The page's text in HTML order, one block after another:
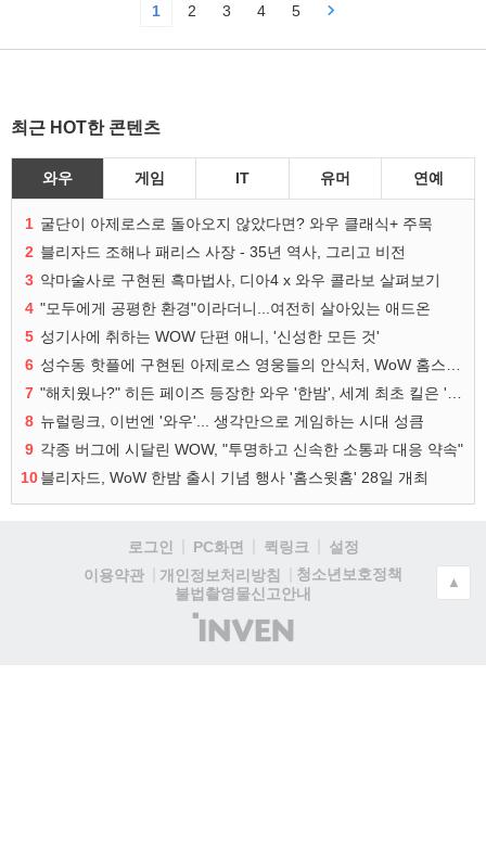
1 2 3 4 5
최근 HOT한 콘텐츠
와우 게임 IT 유머 연예
1 굴단이 아제로스로 돌아오지 않았다면? 와우 클래식+ 주목
2 블리자드 조해나 패리스 사장 - 35년 역사, 그리고 비전
3 악마술사로 구현된 흑마법사, 디아4 x 와우 콜라보 살펴보기
4 "모두에게 공평한 환경"이라더니...여전히 살아있는 애드온
5 성기사에 취하는 WOW 단편 애니, '신성한 모든 것'
6
7
8 뉴럴링크, 이번엔 '와우'... 생각만으로 게임하는 시대 성큼
9 각종 버그에 시달린 WOW, "투명하고 신속한 소통과 대응 약속"
10블리자드, WoW 한밤 출시 기념 행사 '홈스윗홈' 28일 개최
로그인 PC화면 퀵링크
설정
이용약관
개인정보처리방침
청소년보호정책
불법촬영물신고안내
(주)
인
▲